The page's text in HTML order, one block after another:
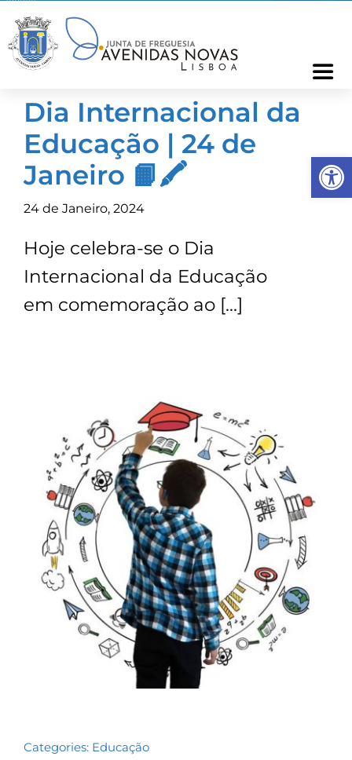
content
Freguesia
Cartão Freguês
Informações
Notícias
TRANSPARÊNCIA
Dia Internacional da
Educação | 24 de
Janeiro 📙🖍
24 de Janeiro, 2024
Hoje celebra-se o Dia
Internacional da Educação
em comemoração ao […]
Categories: Educação